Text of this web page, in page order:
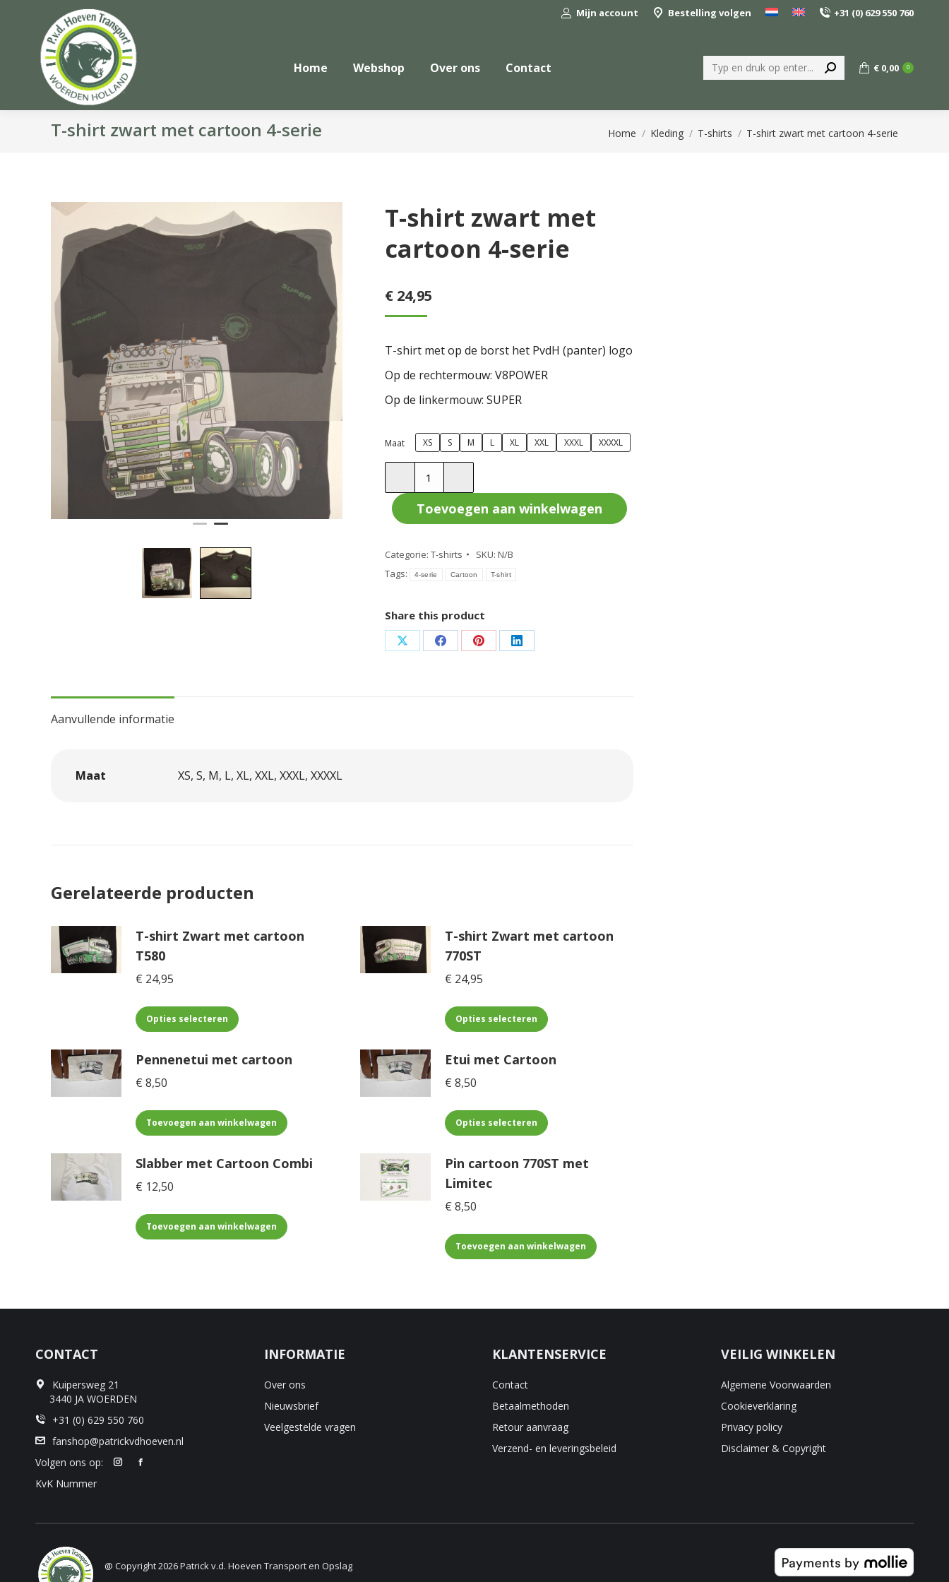
Mijn account Bestelling volgen +31 (0) 629 550 760
Home Webshop Over ons Contact Zoeken: € 0,00 0
T-shirt zwart met cartoon 4-serie Je bent hier:
Home Kleding T-shirts T-shirt zwart met cartoon 4-serie
T-shirt zwart met
cartoon 4-serie
€24,95
T-shirt met op de borst het PvdH (panter) logo
Op de rechtermouw: V8POWER
Op de linkermouw: SUPER
Maat XS S M L XL XXL XXXL XXXXL
zwart
met
4-
serie
Toevoegen aan winkelwagen
Categorie: T-shirts SKU: N/B
Tags:
4-serie Cartoon T-shirt
Share this product
Deel
Deel
Deel
Deel
Aanvullende informatie
Maat XS, S, M, L, XL, XXL, XXXL, XXXXL
Gerelateerde producten
T-shirt Zwart met cartoon
T580
€ 24,95
Opties selecteren
Dit
meerdere
optie
kan
gekozen
worden
productpagina
T-shirt Zwart met cartoon
770ST
€ 24,95
Opties selecteren
Dit
meerdere
optie
gekozen
worden
Pennenetui met cartoon
€ 8,50
Toevoegen aan winkelwagen
Etui met Cartoon
€ 8,50
Opties selecteren
Dit
meerdere
kan
gekozen
de
Slabber met Cartoon Combi
€ 12,50
Toevoegen aan winkelwagen
Pin cartoon 770ST met
Limitec
€ 8,50
Toevoegen aan winkelwagen
CONTACT
Kuipersweg 21
3440 JA WOERDEN
+31 (0) 629 550 760
fanshop@patrickvdhoeven.nl
Volgen ons op:
KvK Nummer
INFORMATIE
Over ons
Nieuwsbrief
Veelgestelde vragen
KLANTENSERVICE
Contact
Betaalmethoden
Retour aanvraag
Verzend- en leveringsbeleid
VEILIG WINKELEN
Algemene Voorwaarden
Cookieverklaring
Privacy policy
Disclaimer & Copyright
@ Copyright 2026 Patrick v.d. Hoeven Transport en Opslag